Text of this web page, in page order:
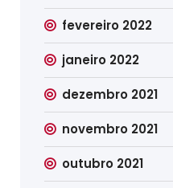
fevereiro 2022
janeiro 2022
dezembro 2021
novembro 2021
outubro 2021